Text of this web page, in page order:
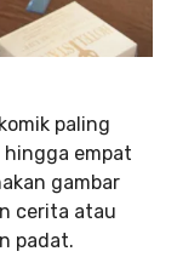
paling
empat
gambar
cerita atau
padat.